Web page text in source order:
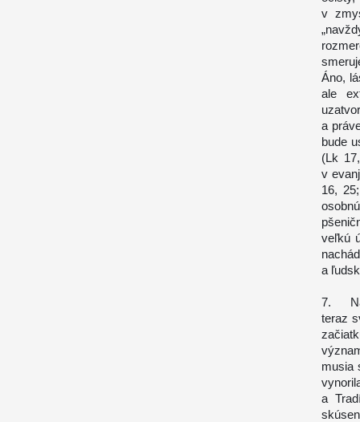
v
Áno,
ale
a
bude
(Lk
v
16,
veľkú
a
7.
teraz
musia
a